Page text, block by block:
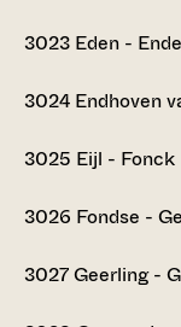
3023 Eden -
3024 Endhoven
3025 Eijl - Fonck
3026 Fondse -
3027Geerling -